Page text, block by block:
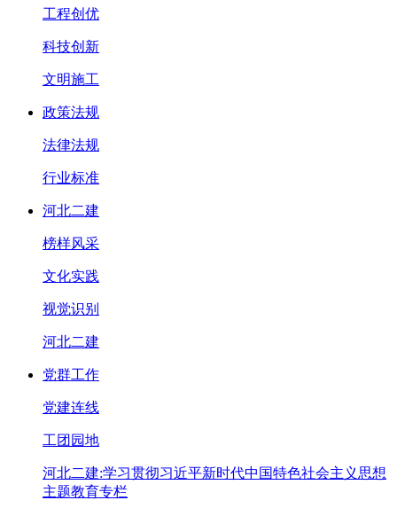
工程创优
科技创新
文明施工
政策法规
法律法规
行业标准
河北二建
榜样风采
文化实践
视觉识别
河北二建
党群工作
党建连线
工团园地
河北二建:学习贯彻习近平新时代中国特色社会主义思想
主题教育专栏